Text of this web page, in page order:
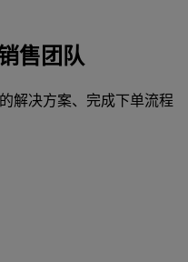
售团队
解决方案、完成下单流程